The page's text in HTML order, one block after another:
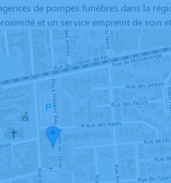
de pompes funèbres dans la
et un service empreint de soin